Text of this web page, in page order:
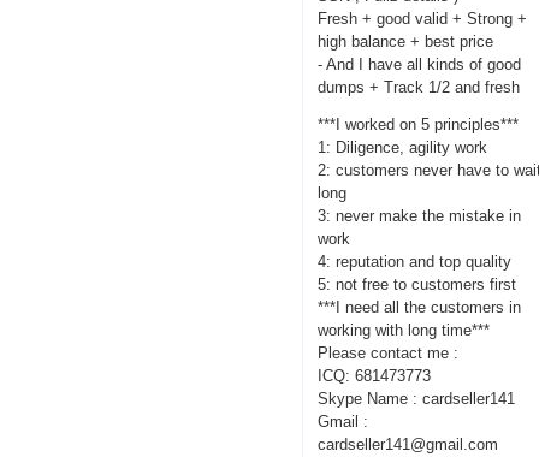
Fresh + good valid + Strong +
high balance + best price
- And I have all kinds of good
dumps + Track 1/2 and fresh
***I worked on 5 principles***
1: Diligence, agility work
2: customers never have to
long
3: never make the mistake in
work
4: reputation and top quality
5: not free to customers first
***I need all the customers in
working with long time***
Please contact me :
ICQ: 681473773
Skype Name : cardseller141
Gmail :
cardseller141@gmail.com